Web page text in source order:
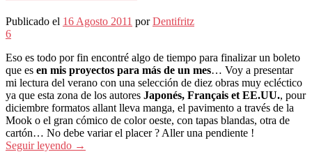
Publicado el 16 Agosto 2011 porDentifritz
6
Eso es todo por fin encontré algo de tiempo para finalizar un boleto
que es en mis proyectos para más de un mes… Voy a presentar
mi lectura del verano con una selección de diez obras muy ecléctico
ya que esta zona de los autores Japonés, Français et EE.UU., pour
diciembre formatos allant lleva manga, el pavimento a través de la
Mook o el gran cómico de color oeste, con tapas blandas, otra de
cartón… No debe variar el placer ? Aller una pendiente !
Seguir leyendo →